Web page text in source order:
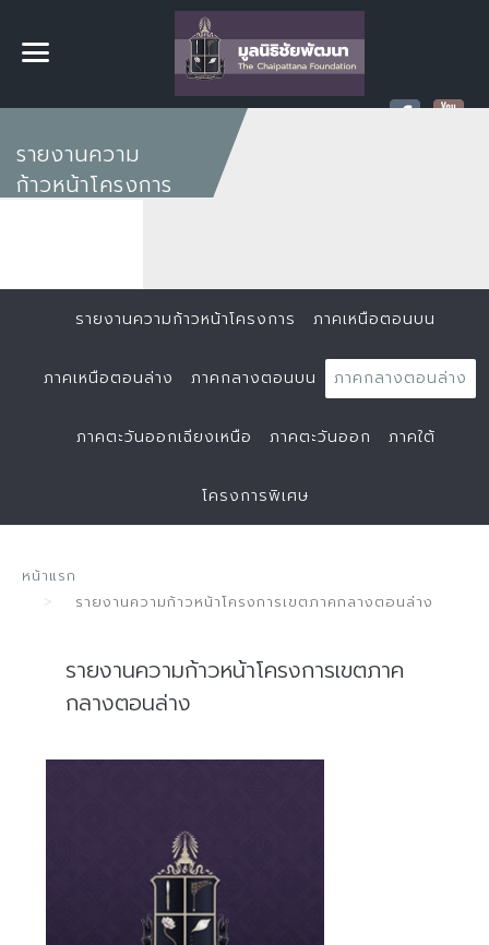
รายงานความ
ก้าวหน้าโครงการ
รายงานความก้าวหน้าโครงการ ภาคเหนือตอนบน
ภาคเหนือตอนล่าง ภาคกลางตอนบน ภาคกลางตอนล่าง
ภาคตะวันออกเฉียงเหนือ ภาคตะวันออก ภาคใต้
โครงการพิเศษ
หน้าแรก
รายงานความก้าวหน้าโครงการเขตภาคกลางตอนล่าง
รายงานความก้าวหน้าโครงการเขตภาค
กลางตอนล่าง